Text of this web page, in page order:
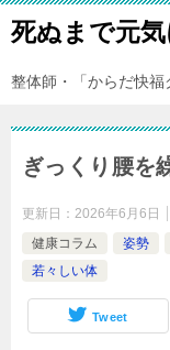
死ぬまで元
整体師・「からだ快
ぎっくり腰を
更新日： 2026年6月6日
健康コラム
姿勢
若々しい体
Tweet